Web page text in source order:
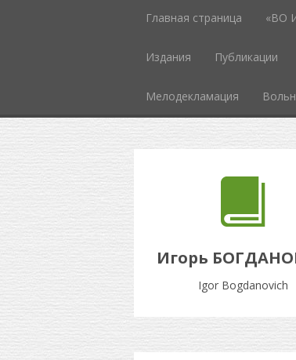
Главная страница «ВО
Издания Публикации
Мелодекламация
Игорь
Igor Bogdanovich